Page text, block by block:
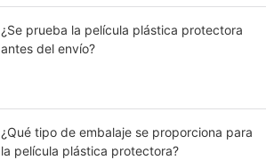
¿Se prueba la película plástica protectora
antes del envío?
¿Qué tipo de embalaje se proporciona para
la película plástica protectora?